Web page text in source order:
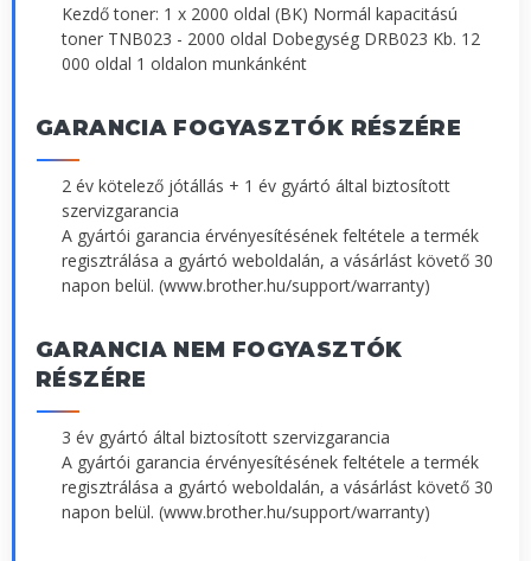
Kezdő toner: 1 x 2000 oldal (BK) Normál kapacitású
toner TNB023 - 2000 oldal Dobegység DRB023 Kb. 12
000 oldal 1 oldalon munkánként
GARANCIA FOGYASZTÓK RÉSZÉRE
2 év kötelező jótállás + 1 év gyártó által biztosított
szervizgarancia
A gyártói garancia érvényesítésének feltétele a termék
regisztrálása a gyártó weboldalán, a vásárlást követő 30
napon belül. (www.brother.hu/support/warranty)
GARANCIA NEM FOGYASZTÓK
RÉSZÉRE
3 év gyártó által biztosított szervizgarancia
A gyártói garancia érvényesítésének feltétele a termék
regisztrálása a gyártó weboldalán, a vásárlást követő 30
napon belül. (www.brother.hu/support/warranty)